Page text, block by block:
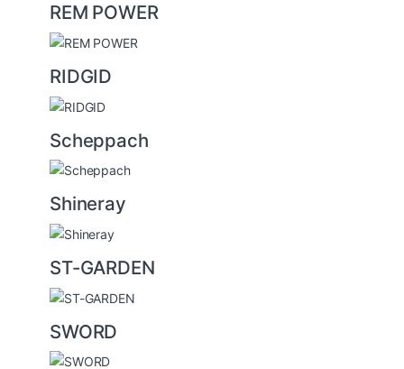
REM POWER
RIDGID
Scheppach
Shineray
ST-GARDEN
SWORD